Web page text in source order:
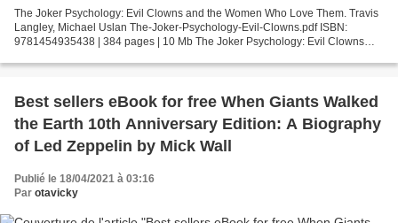
The Joker Psychology: Evil Clowns and the Women Who Love Them. Travis
Langley, Michael Uslan The-Joker-Psychology-Evil-Clowns.pdf ISBN:
9781454935438 | 384 pages | 10 Mb The Joker Psychology: Evil Clowns
Best sellers eBook for free When Giants Walked
the Earth 10th Anniversary Edition: A Biography
of Led Zeppelin by Mick Wall
Publié le 18/04/2021 à 03:16
Par otavicky